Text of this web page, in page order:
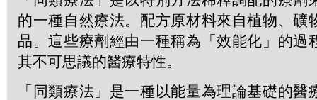
的一種自然療法。配方原材料來自植物、礦
品。這些療劑經由一種稱為「效能化」的過
其不可思議的醫療特性。
「同類療法」是一種以能量為理論基礎的醫